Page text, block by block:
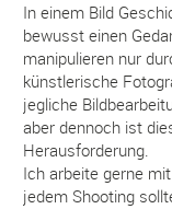
In einem Bild
bewusst einen
manipulieren nur
künstlerische
jegliche
aber dennoch ist
Herausforderung.
Ich arbeite gerne
jedem Shooting